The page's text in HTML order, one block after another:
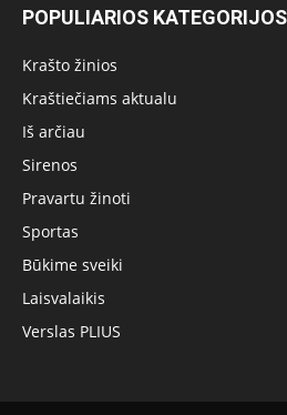
POPULIARIOS KATEGORIJOS
Krašto žinios
Kraštiečiams aktualu
Iš arčiau
Sirenos
Pravartu žinoti
Sportas
Būkime sveiki
Laisvalaikis
Verslas PLIUS